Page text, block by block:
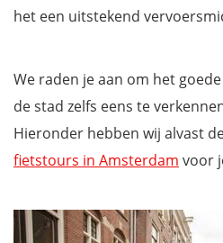
het een uitstekend
We raden je aan om het
de stad zelfs eens te
Hieronder hebben wij alvast
fietstours in Amsterdam voor